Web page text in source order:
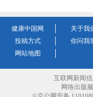
健康中国网 关于我
投稿方式
你问我
网站地图
互联网新闻
网络出版